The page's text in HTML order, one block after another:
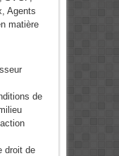
Agents
matière
de
droit de